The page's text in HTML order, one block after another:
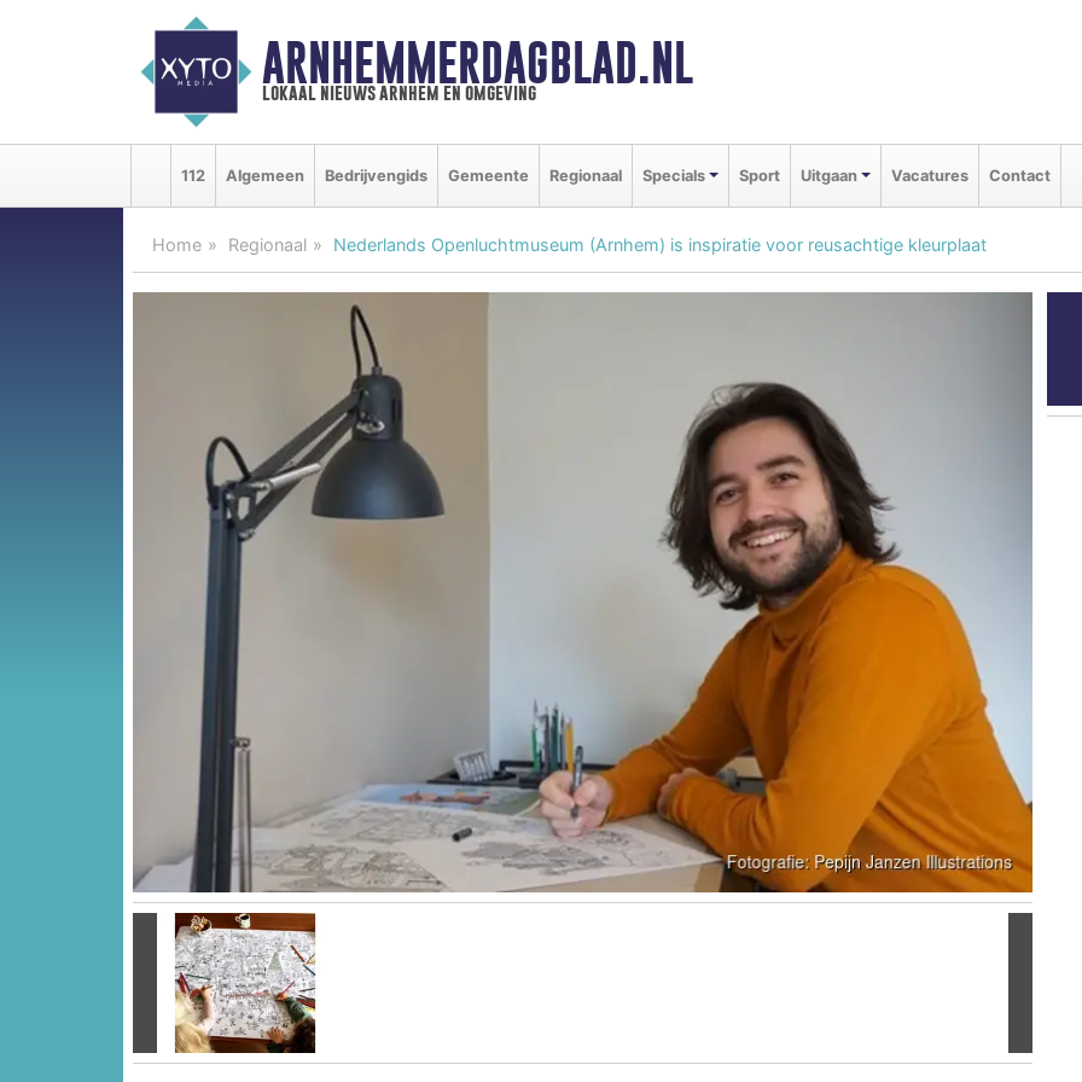
ARNHEMMERDAGBLAD.NL
lokaal nieuws arnhem en omgeving
112 Algemeen Bedrijvengids Gemeente Regionaal Specials Sport Uitgaan Vacatures Contact
Home Regionaal Nederlands Openluchtmuseum (Arnhem) is inspiratie voor reusachtige kleurplaat
Vorige